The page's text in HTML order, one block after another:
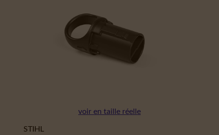
voir en taille réelle
STIHL